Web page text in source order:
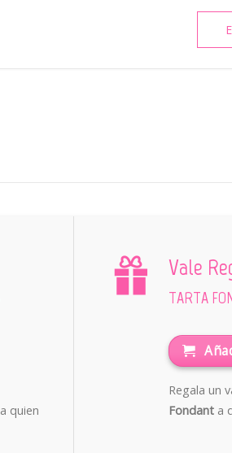
a quien
Vale
TARTA
Regala un
Fondant a